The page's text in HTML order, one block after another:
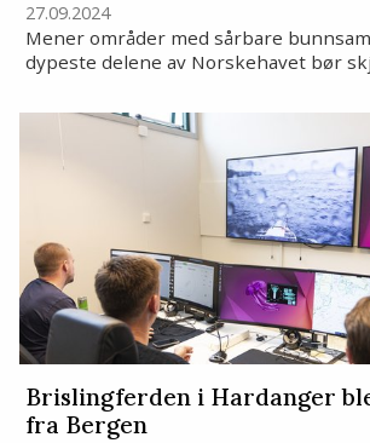
27.09.2024
Mener områder med sårbare
dypeste delene av Norskehavet bør
Brislingferden i Hardanger
fra Bergen